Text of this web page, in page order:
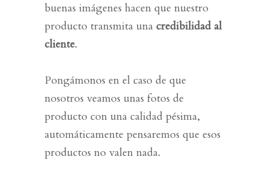
buenas imágenes hacen que nuestro
producto transmita una credibilidad al
cliente.
Pongámonos en el caso de que
nosotros veamos unas fotos de
producto con una calidad pésima,
automáticamente pensaremos que esos
productos no valen nada.